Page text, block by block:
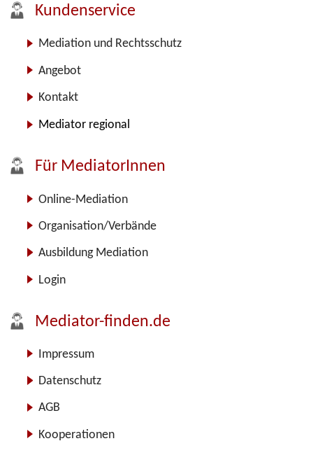
Kundenservice
Mediation und Rechtsschutz
Angebot
Kontakt
Mediator regional
Für MediatorInnen
Online-Mediation
Organisation/Verbände
Ausbildung Mediation
Login
Mediator-finden.de
Impressum
Datenschutz
AGB
Kooperationen